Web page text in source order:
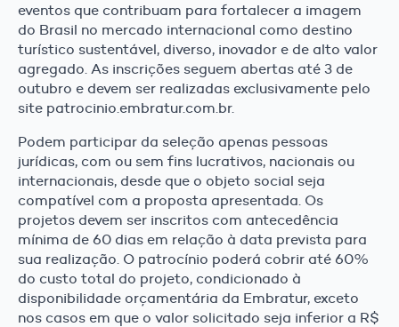
eventos que contribuam para fortalecer a imagem
do Brasil no mercado internacional como destino
turístico sustentável, diverso, inovador e de alto valor
agregado. As inscrições seguem abertas até 3 de
outubro e devem ser realizadas exclusivamente pelo
site patrocinio.embratur.com.br.
Podem participar da seleção apenas pessoas
jurídicas, com ou sem fins lucrativos, nacionais ou
internacionais, desde que o objeto social seja
compatível com a proposta apresentada. Os
projetos devem ser inscritos com antecedência
mínima de 60 dias em relação à data prevista para
sua realização. O patrocínio poderá cobrir até 60%
do custo total do projeto, condicionado à
disponibilidade orçamentária da Embratur, exceto
nos casos em que o valor solicitado seja inferior a R$